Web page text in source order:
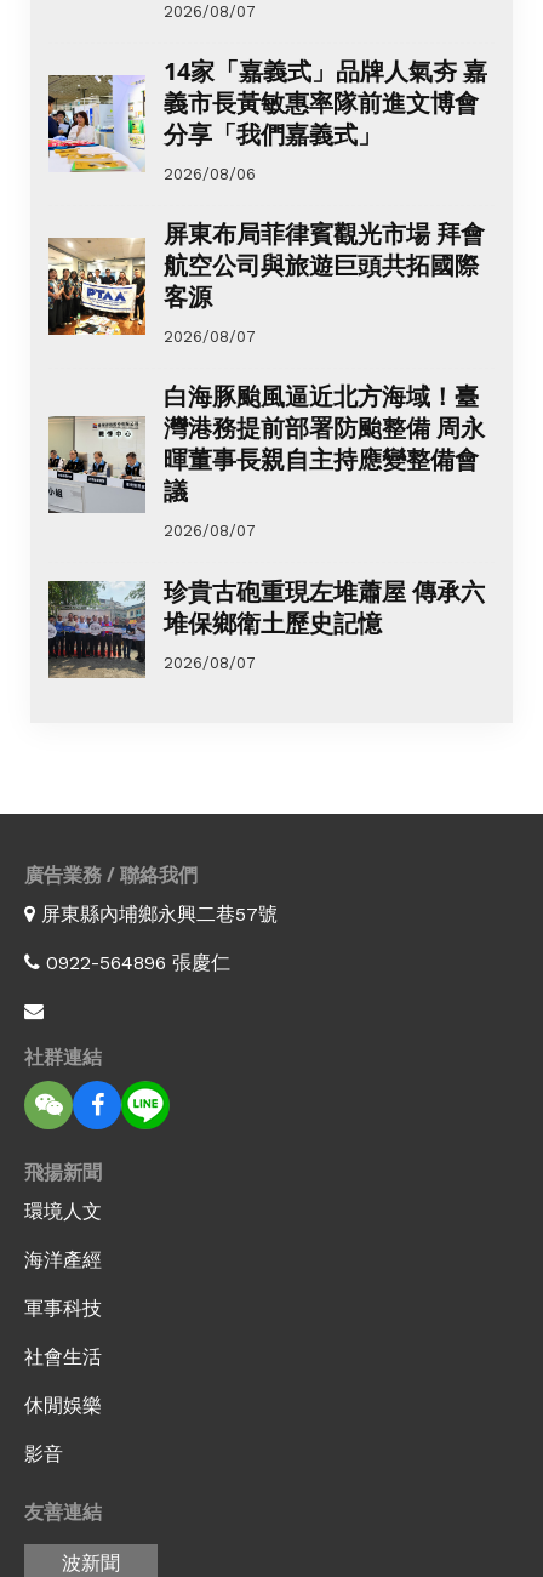
2026/08/07
14家「嘉義式」品牌人氣夯 嘉
義市長黃敏惠率隊前進文博會
分享「我們嘉義式」
2026/08/06
屏東布局菲律賓觀光市場 拜會
航空公司與旅遊巨頭共拓國際
客源
2026/08/07
白海豚颱風逼近北方海域！臺
灣港務提前部署防颱整備 周永
暉董事長親自主持應變整備會
議
2026/08/07
珍貴古砲重現左堆蕭屋 傳承六
堆保鄉衛土歷史記憶
2026/08/07
廣告業務 / 聯絡我們
屏東縣內埔鄉永興二巷57號
0922-564896 張慶仁
社群連結
飛揚新聞
環境人文
海洋產經
軍事科技
社會生活
休閒娛樂
影音
友善連結
波新聞